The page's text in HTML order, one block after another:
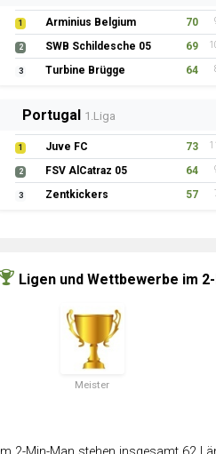
1 Arminius Belgium 70
2 SWB Schildesche 05 69
3 Turbine Brügge 64
Portugal 1.Liga
1 Juve FC 73
2 FSV AlCatraz 05 64
3 Zentkickers 57
Ligen und Wettbewerbe im
Meister